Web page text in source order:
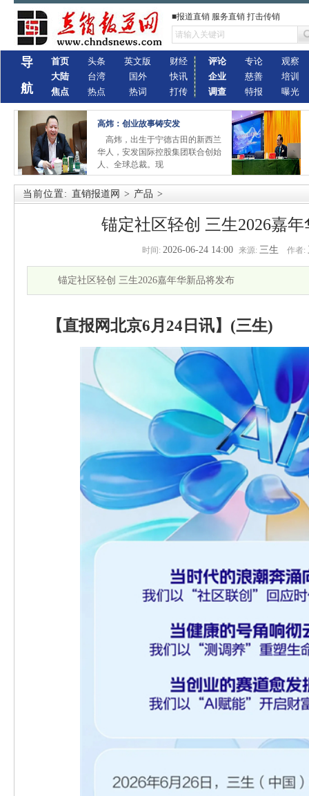
■报道直销 服务直销 打击传销
导
航
首页
大陆
焦点
头条
台湾
热点
英文版
国外
热词
财经
快讯
打传
评论
企业
调查
专论
慈善
特报
观察
培训
曝光
高炜：创业故事铸安发
高炜，出生于宁德古田的新西兰
华人，安发国际控股集团联合创始
人、全球总裁。现
当前位置: 直销报道网 > 产品 >
锚定社区轻创 三生2026嘉
时间: 2026-06-24 14:00 来源: 三生 作者:
锚定社区轻创 三生2026嘉年华新品将发布
【直报网北京6月24日讯】(三生)